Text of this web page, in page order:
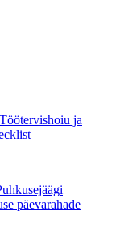
Töötervishoiu ja
päevarahade